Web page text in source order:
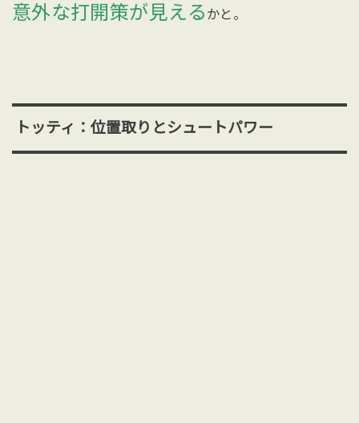
意外な打開策が見える かと。
トッティ：位置取りとシュートパワー